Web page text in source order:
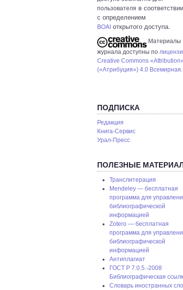
пользователя в соответствии
с определением
BOAI открытого доступа.
Материалы
журнала доступны по
Creative Commons «Attribution»
(«Атрибуция») 4.0 Всемирная.
ПОДПИСКА
Редакция
Книга-Сервис
Урал-Пресс
ПОЛЕЗНЫЕ
Транслитерация
Mendeley — бесплатная
программа для
библиографической
информацией
Zotero — бесплатная
программа для
библиографической
информацией
Антиплагиат
ГОСТ P 7.0.5.-2008
Библиографическая
Словарь иностранных